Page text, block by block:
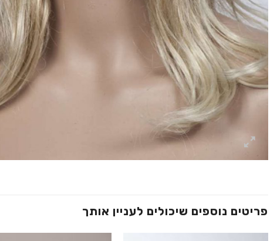
פריטים נוספים שיכולים לעניין אותך